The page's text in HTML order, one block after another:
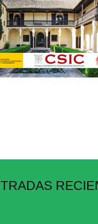
Presentación del libro